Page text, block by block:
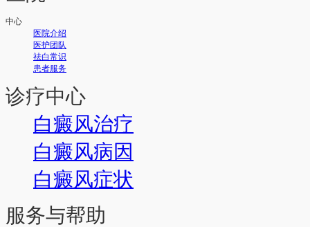
中心
医院介绍
医护团队
祛白常识
患者服务
诊疗中心
白癜风治疗
白癜风病因
白癜风症状
服务与帮助